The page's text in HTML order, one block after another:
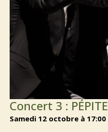
Concert 3 :
samedi 12 octobre à 17:00